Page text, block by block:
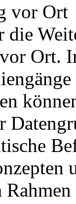
vor Ort
die
Ort.